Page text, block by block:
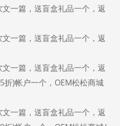
一篇，送盲盒礼品一个，返
一篇，送盲盒礼品一个，返
一篇，送盲盒礼品一个，返
折)帐户一个，OEM松松商城
一篇，送盲盒礼品一个，返